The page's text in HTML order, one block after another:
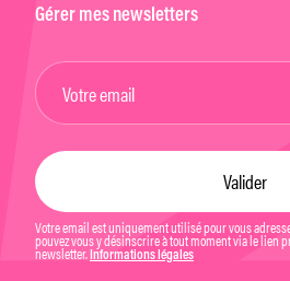
Gérer mes newsletters
Votre email est uniquement utilisé pour vous
pouvez vous y désinscrire à tout moment via le lien
newsletter. Informations légales